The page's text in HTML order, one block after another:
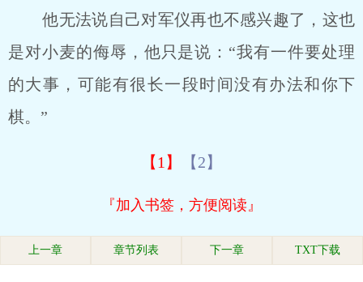
他无法说自己对军仪再也不感兴趣了，这也
是对小麦的侮辱，他只是说：“我有一件要处理
的大事，可能有很长一段时间没有办法和你下
棋。”
【1】 【2】
『加入书签，方便阅读』
上一章 章节列表 下一章 TXT下载